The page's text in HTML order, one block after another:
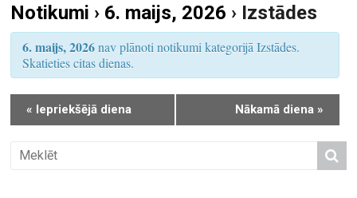
S
e
r
c
h
u
m
V
i
Notikumi › 6. maijs, 2026 › Izstādes
6. maijs, 2026nav plānoti notikumi kategorijā Izstādes.
Skatieties citas dienas.
« Iepriekšējā diena Nākamā diena »